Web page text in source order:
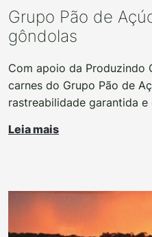
Grupo Pão de
gôndolas
Com apoio da Produzindo
carnes do Grupo Pão de
rastreabilidade garantida e
Leia mais